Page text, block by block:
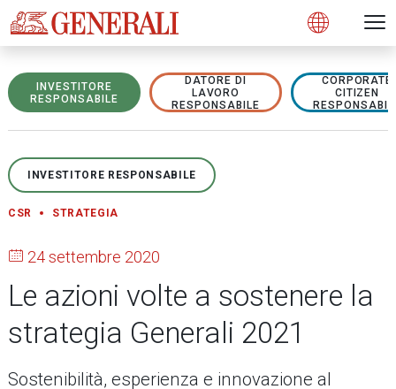
Open
INVESTITORE
RESPONSABILE
DATORE DI
LAVORO
RESPONSABILE
CORPORATE
CITIZEN
INVESTITORE RESPONSABILE
CSR STRATEGIA
24 settembre 2020
Le azioni volte a sostenere la
strategia Generali 2021
Sostenibilità, esperienza e innovazione al